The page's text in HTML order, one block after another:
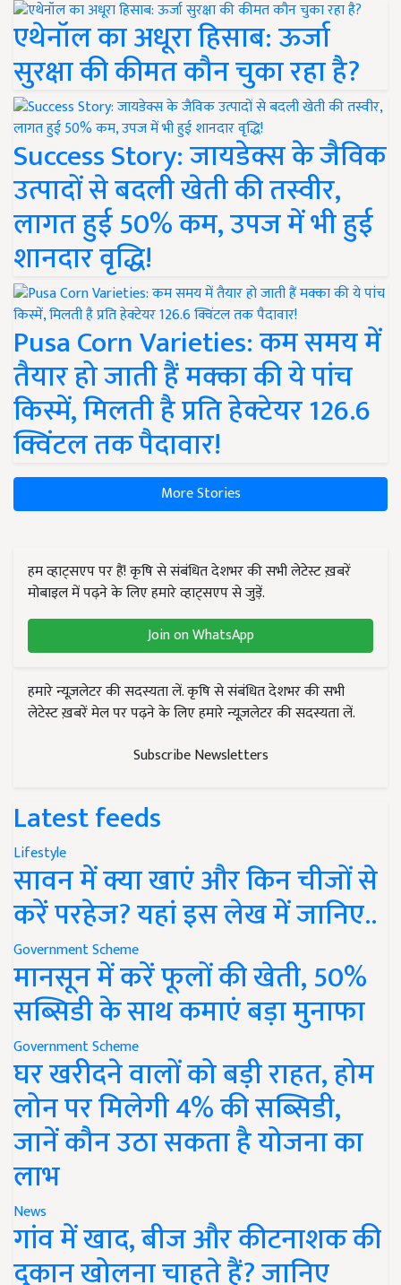
एथेनॉल का अधूरा हिसाब: ऊर्जा
सुरक्षा की कीमत कौन चुका रहा है?
Success Story: जायडेक्स के जैविक
उत्पादों से बदली खेती की तस्वीर,
लागत हुई 50% कम, उपज में भी हुई
शानदार वृद्धि!
Pusa Corn Varieties: कम समय में
तैयार हो जाती हैं मक्का की ये पांच
किस्में, मिलती है प्रति हेक्टेयर 126.6
क्विंटल तक पैदावार!
More Stories
हम व्हाट्सएप पर हैं! कृषि से संबंधित देशभर की सभी लेटेस्ट ख़बरें
मोबाइल में पढ़ने के लिए हमारे व्हाट्सएप से जुड़ें.
Join on WhatsApp
हमारे न्यूज़लेटर की सदस्यता लें. कृषि से संबंधित देशभर की सभी
लेटेस्ट ख़बरें मेल पर पढ़ने के लिए हमारे न्यूज़लेटर की सदस्यता लें.
Subscribe Newsletters
Latest feeds
Lifestyle
सावन में क्या खाएं और किन चीजों से
करें परहेज? यहां इस लेख में जानिए..
Government Scheme
मानसून में करें फूलों की खेती, 50%
सब्सिडी के साथ कमाएं बड़ा मुनाफा
Government Scheme
घर खरीदने वालों को बड़ी राहत, होम
लोन पर मिलेगी 4% की सब्सिडी,
जानें कौन उठा सकता है योजना का
लाभ
News
गांव में खाद, बीज और कीटनाशक की
दुकान खोलना चाहते हैं? जानिए